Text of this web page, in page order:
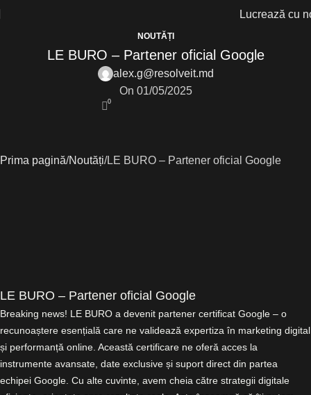
Lucrează cu
NOUTĂȚI
LE BURO – Partener oficial Google
alex.g@resolveit.md
On 01/05/2025
0
Prima pagină Noutăți LE BURO – Partener oficial Google
LE BURO – Partener oficial Google
Breaking news! LE BURO a devenit partener certificat Google – o
recunoaștere esențială care ne validează expertiza în marketing digital
și performanță online. Această certificare ne oferă acces la
instrumente avansate, date exclusive și suport direct din partea
echipei Google. Cu alte cuvinte, avem cheia către strategii digitale